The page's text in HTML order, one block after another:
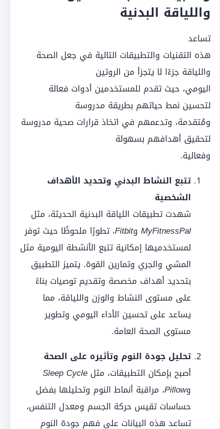
واللياقة البدنية
تساعد
هذه التقنيات والتطبيقات التالية في جعل الصحة
واللياقة جزءًا لا يتجزأ من الروتين
اليومي، حيث تقدم للمستخدمين أدوات فعالة
لتحسين نمط حياتهم بطريقة مدروسة
ومُتقدمة، وتدعمهم في اتخاذ قرارات صحية مدروسة
لتحقيق أهدافهم بسهولة
وفعالية.
تتبع النشاط البدني وتحديد الأهداف
الشخصية
شهدت تطبيقات اللياقة البدنية الحديثة، مثل
MyFitnessPal وFitbit، تطورًا ملحوظًا حيث توفر
لمستخدميها إمكانية تتبع الأنشطة اليومية مثل
المشي والجري وتمارين القوة. يتميز التطبيق
بتحديد أهداف مخصصة وتقديم توصيات بناءً
على مستوى النشاط والوزن واللياقة، مما
يساعد على تحسين الأداء اليومي وتطوير
مستوى الصحة العامة.
تحليل جودة النوم وتأثيره على الصحة
أصبح بإمكان التطبيقات، مثل Sleep Cycle
وPillow، مراقبة أنماط النوم وتحليلها بفضل
حساسات تقيس حركة الجسم ومعدل التنفس،
تساعد هذه البيانات على فهم جودة النوم